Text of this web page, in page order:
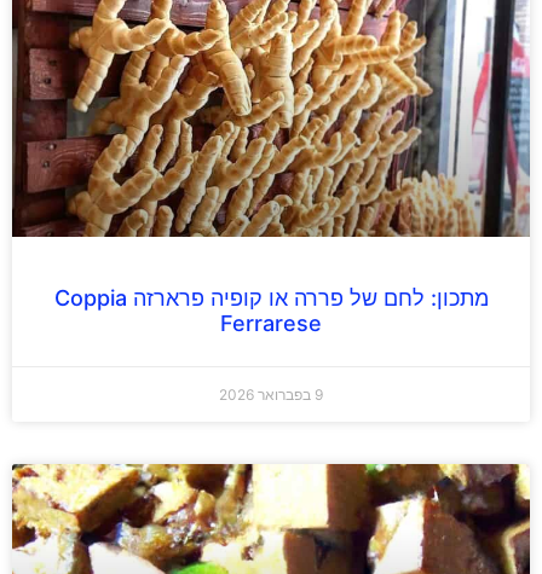
מתכון: לחם של פררה או קופיה פרארזה Coppia
Ferrarese